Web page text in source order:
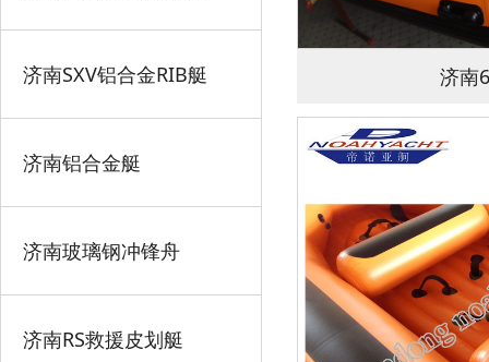
济南SXV铝合金RIB艇
济南铝合金艇
济南玻璃钢冲锋舟
济南RS救援皮划艇
济南